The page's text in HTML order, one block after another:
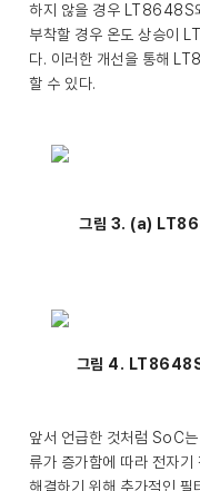
하지 않을 경우 LT8648S
부착할 경우 온도 상승이
다. 이러한 개선을 통해
할 수 있다.
그림 3. (a)
그림 4.
앞서 언급한 것처럼 SoC
류가 증가함에 따라 전자
해결하기 위해 추가적인